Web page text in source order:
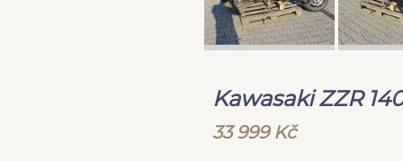
Kawasaki ZZR
33 999 Kč